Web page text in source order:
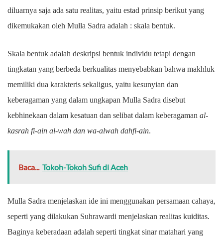
diluarnya saja ada satu realitas, yaitu estad prinsip berikut yang
dikemukakan oleh Mulla Sadra adalah : skala bentuk.
Skala bentuk adalah deskripsi bentuk individu tetapi dengan
tingkatan yang berbeda berkualitas menyebabkan bahwa makhluk
memiliki dua karakteris sekaligus, yaitu kesunyian dan
keberagaman yang dalam ungkapan Mulla Sadra disebut
kebhinekaan dalam kesatuan dan selibat dalam keberagaman al-
kasrah fi-ain al-wah dan wa-alwah dahfi-ain.
Baca... Tokoh-Tokoh Sufi di Aceh
Mulla Sadra menjelaskan ide ini menggunakan persamaan cahaya,
seperti yang dilakukan Suhrawardi menjelaskan realitas kuiditas.
Baginya keberadaan adalah seperti tingkat sinar matahari yang